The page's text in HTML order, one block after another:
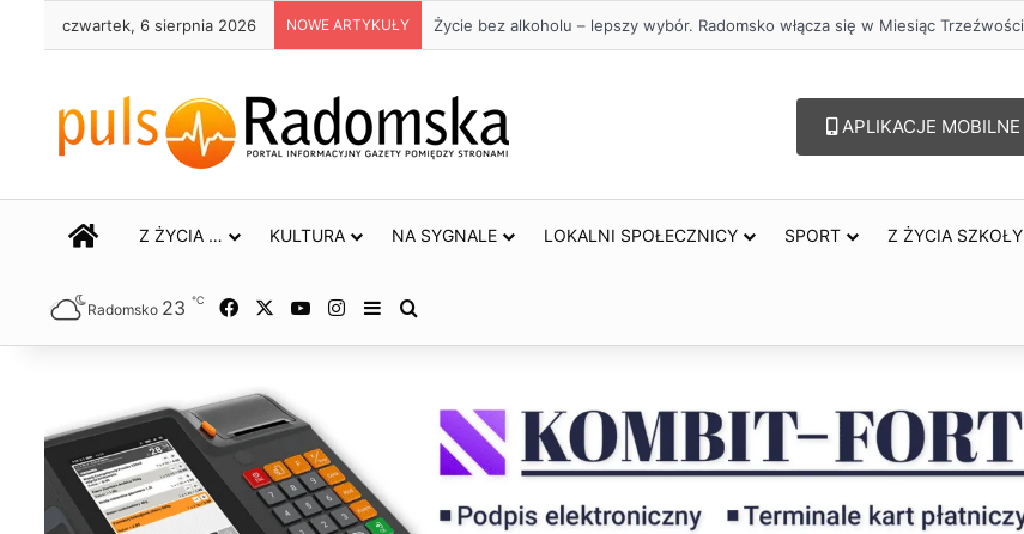
czwartek, 6 sierpnia 2026 NOWE ARTYKUŁY Życie bez alkoholu – lepszy wybór. Radomsko włącza się w Miesiąc Trzeźwości
APLIKACJE MOBILNE
STRONA GŁÓWNA
Z ŻYCIA … KULTURA NA SYGNALE LOKALNI SPOŁECZNICY SPORT Z ŻYCIA SZKOŁY
Radomsko 23 ℃ Facebook YouTubeInstagram
Sidebar